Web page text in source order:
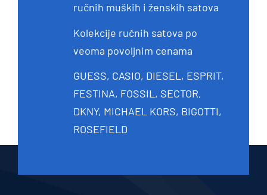
ručnih muških i ženskih satova
Kolekcije ručnih satova po
veoma povoljnim cenama
GUESS, CASIO, DIESEL, ESPRIT,
FESTINA, FOSSIL, SECTOR,
DKNY, MICHAEL KORS, BIGOTTI,
ROSEFIELD